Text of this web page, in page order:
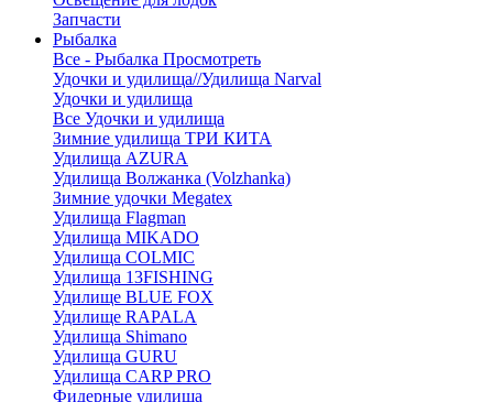
Запчасти
Рыбалка
Все - Рыбалка Просмотреть
Удочки и удилища//Удилища Narval
Удочки и удилища
Все Удочки и удилища
Зимние удилища ТРИ КИТА
Удилища AZURA
Удилища Волжанка (Volzhanka)
Зимние удочки Megatex
Удилища Flagman
Удилища MIKADO
Удилища COLMIC
Удилища 13FISHING
Удилище BLUE FOX
Удилище RAPALA
Удилища Shimano
Удилища GURU
Удилища CARP PRO
Фидерные удилища